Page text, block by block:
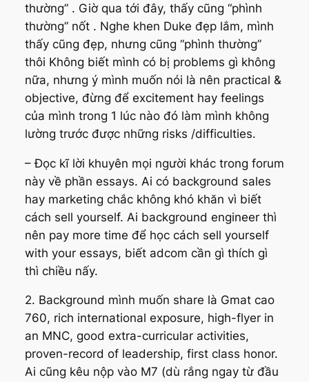
thường” . Giờ qua tới đây, thấy cũng “phình
thường” nốt . Nghe khen Duke đẹp lắm, mình
thấy cũng đẹp, nhưng cũng “phình thường”
thôi Không biết mình có bị problems gì không
nữa, nhưng ý mình muốn nói là nên practical &
objective, đừng để excitement hay feelings
của mình trong 1 lúc nào đó làm mình không
lường trước được những risks /difficulties.
– Đọc kĩ lời khuyên mọi người khác trong forum
này về phần essays. Ai có background sales
hay marketing chắc không khó khăn vì biết
cách sell yourself. Ai background engineer thì
nên pay more time để học cách sell yourself
with your essays, biết adcom cần gì thích gì
thì chiều nấy.
2. Background mình muốn share là Gmat cao
760, rich international exposure, high-flyer in
an MNC, good extra-curricular activities,
proven-record of leadership, first class honor.
Ai cũng kêu nộp vào M7 (dù rắng ngay từ đầu